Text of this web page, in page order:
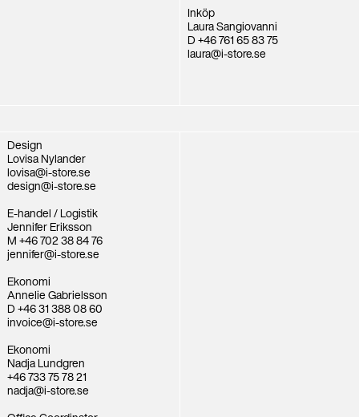
Inköp
Laura Sangiovanni
D +46 761 65 83 75
laura@i-store.se
Design
Lovisa Nylander
lovisa@i-store.se
design@i-store.se
E-handel / Logistik
Jennifer Eriksson
M +46 702 38 84 76
jennifer@i-store.se
Ekonomi
Annelie Gabrielsson
D +46 31 388 08 60
invoice@i-store.se
Ekonomi
Nadja Lundgren
+46 733 75 78 21
nadja@i-store.se